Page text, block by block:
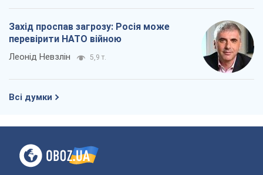
Захід проспав загрозу: Росія може
перевірити НАТО війною
Леонід Невзлін 5,9 т.
Всі думки